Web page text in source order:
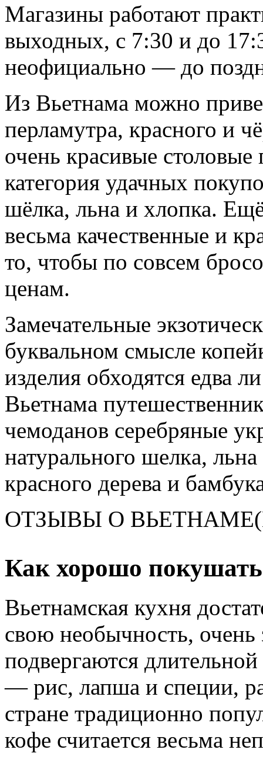
Магазины работают
выходных, с 7:30 и до
неофициально — до
Из Вьетнама можно
перламутра, красного и
очень красивые
категория удачных
шёлка, льна и хлопка.
весьма качественные и
то, чтобы по совсем
ценам.
Замечательные
буквальном смысле
изделия обходятся едва
Вьетнама
чемоданов серебряные
натурального шелка,
красного дерева и
ОТЗЫВЫ О
Как хорошо покушать
Вьетнамская кухня
свою необычность, очень
подвергаются
— рис, лапша и специи,
стране традиционно
кофе считается весьма